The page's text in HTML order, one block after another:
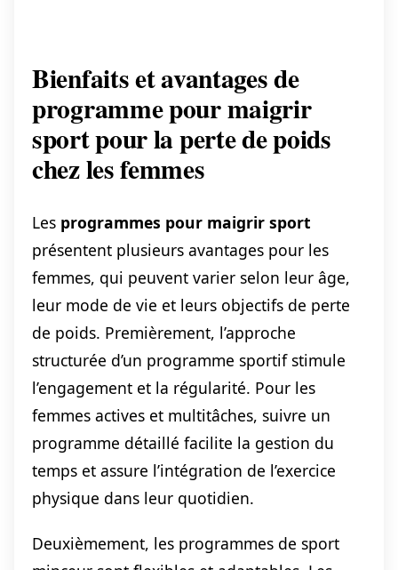
Bienfaits et avantages de
programme pour maigrir
sport pour la perte de poids
chez les femmes
Les programmes pour maigrir sport
présentent plusieurs avantages pour les
femmes, qui peuvent varier selon leur âge,
leur mode de vie et leurs objectifs de perte
de poids. Premièrement, l’approche
structurée d’un programme sportif stimule
l’engagement et la régularité. Pour les
femmes actives et multitâches, suivre un
programme détaillé facilite la gestion du
temps et assure l’intégration de l’exercice
physique dans leur quotidien.
Deuxièmement, les programmes de sport